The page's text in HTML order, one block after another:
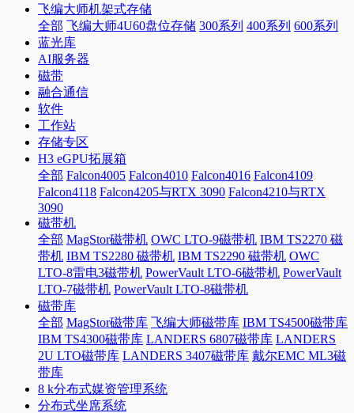
飞编大师机架式存储
全部 飞编大师4U60盘位存储 300系列 400系列 600系列
蓝光库
AI服务器
磁带
融合通信
软件
工作站
存储专区
H3 eGPU拓展箱
全部 Falcon4005 Falcon4010 Falcon4016 Falcon4109
Falcon4118 Falcon4205与RTX 3090 Falcon4210与RTX
3090
磁带机
全部 MagStor磁带机 OWC LTO-9磁带机 IBM TS2270 磁
带机 IBM TS2280 磁带机 IBM TS2290 磁带机 OWC
LTO-8雷电3磁带机 PowerVault LTO-6磁带机 PowerVault
LTO-7磁带机 PowerVault LTO-8磁带机
磁带库
全部 MagStor磁带库 飞编大师磁带库 IBM TS4500磁带库
IBM TS4300磁带库 LANDERS 6807磁带库 LANDERS
2U LTO磁带库 LANDERS 3407磁带库 戴尔EMC ML3磁
带库
8 k分布式媒资管理系统
分布式坐席系统